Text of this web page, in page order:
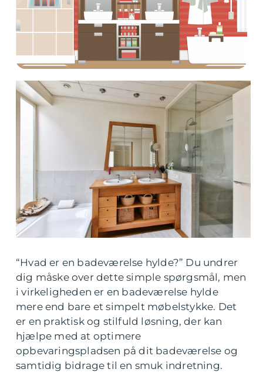
“Hvad er en badeværelse hylde?” Du undrer
dig måske over dette simple spørgsmål, men
i virkeligheden er en badeværelse hylde
mere end bare et simpelt møbelstykke. Det
er en praktisk og stilfuld løsning, der kan
hjælpe med at optimere
opbevaringspladsen på dit badeværelse og
samtidig bidrage til en smuk indretning.